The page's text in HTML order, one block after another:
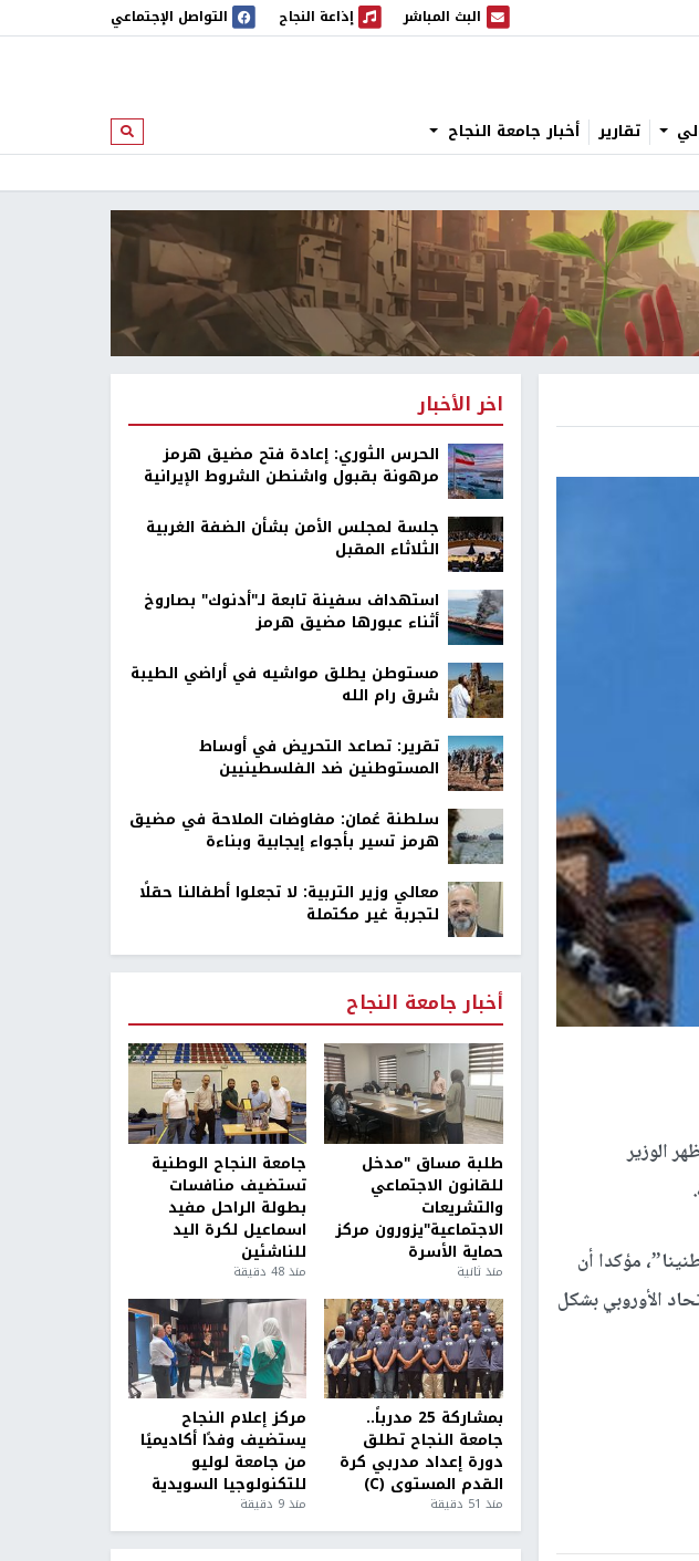
البث المباشر
البث المباشر إذاعة النجاح
إذاعة النجاح التواصل الإجتماعي
تقارير أخبار جامعة النجاح ابحث
الوزير
مؤكدا أن
الأوروبي بشكل
اخر الأخبار
الحرس الثوري: إعادة فتح مضيق هرمز
مرهونة بقبول واشنطن الشروط الإيرانية
جلسة لمجلس الأمن بشأن الضفة الغربية
الثلاثاء المقبل
استهداف سفينة تابعة لـ"أدنوك" بصاروخ
أثناء عبورها مضيق هرمز
مستوطن يطلق مواشيه في أراضي الطيبة
شرق رام الله
تقرير: تصاعد التحريض في أوساط
المستوطنين ضد الفلسطينيين
سلطنة عُمان: مفاوضات الملاحة في مضيق
هرمز تسير بأجواء إيجابية وبناءة
معالي وزير التربية: لا تجعلوا أطفالنا حقلًا
لتجربة غير مكتملة
أخبار جامعة النجاح
طلبة مساق "مدخل
للقانون الاجتماعي
والتشريعات
الاجتماعية"يزورون مركز
حماية الأسرة
منذ ثانية
جامعة النجاح الوطنية
تستضيف منافسات
بطولة الراحل مفيد
اسماعيل لكرة اليد
للناشئين
منذ 48 دقيقة
بمشاركة 25 مدرباً..
جامعة النجاح تطلق
دورة إعداد مدربي كرة
القدم المستوى (C)
منذ 51 دقيقة
مركز إعلام النجاح
يستضيف وفدًا أكاديميًا
من جامعة لوليو
للتكنولوجيا السويدية
منذ 9 دقيقة